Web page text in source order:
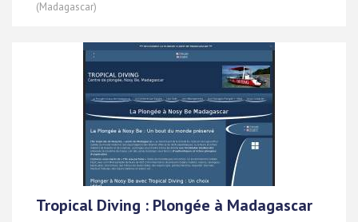
(Madagascar)
Tropical Diving : Plongée à Madagascar